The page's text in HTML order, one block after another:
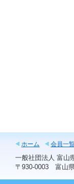
ホーム 会員一
一般社団法人 富
〒930-0003 富山